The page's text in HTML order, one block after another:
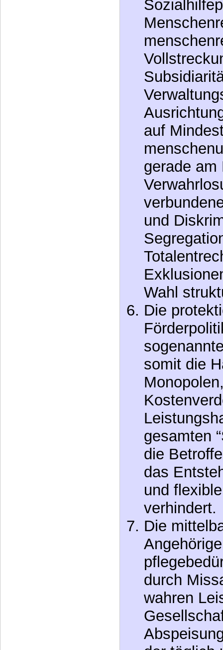
auf
gerade am
und
Wahl
Die
somit die
gesamten
die
das
und
verhindert.
Die
durch
wahren
der täglich